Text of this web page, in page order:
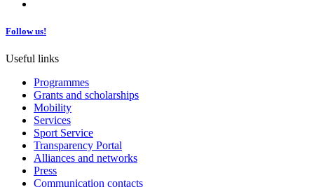
Follow us!
Useful links
Programmes
Grants and scholarships
Mobility
Services
Sport Service
Transparency Portal
Alliances and networks
Press
Communication contacts